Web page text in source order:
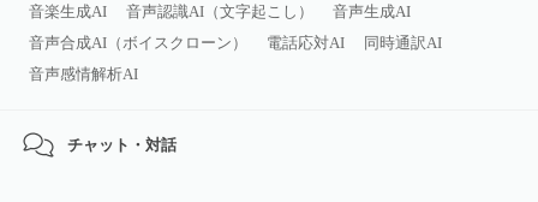
音楽生成AI 音声認識AI（文字起こし）
音声生成AI
音声合成AI（ボイスクローン）
電話応対AI
同時通訳AI
音声感情解析AI
チャット・対話